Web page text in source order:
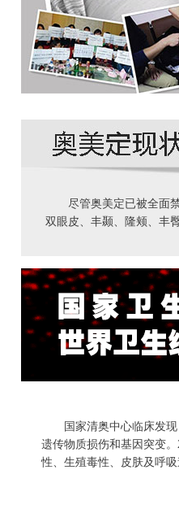
尽管奥美定已被全面
双眼皮、丰颞、隆颊、
国家清奥中心临床发
遗传物质损伤和基因突变
性、生殖毒性、皮肤及呼